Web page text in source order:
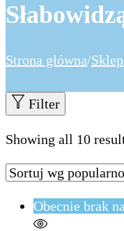
Strona główna/Sklep
Filter
Showing all 10
Obecnie brak